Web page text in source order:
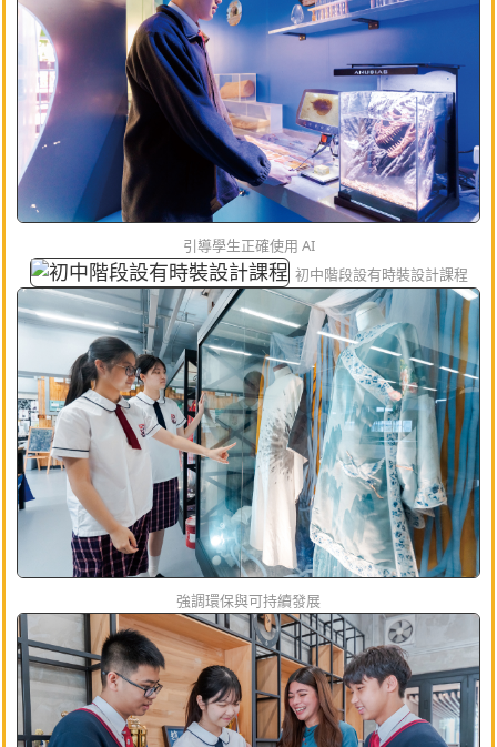
引導學生正確使用 AI
初中階段設有時裝設計課程
強調環保與可持續發展